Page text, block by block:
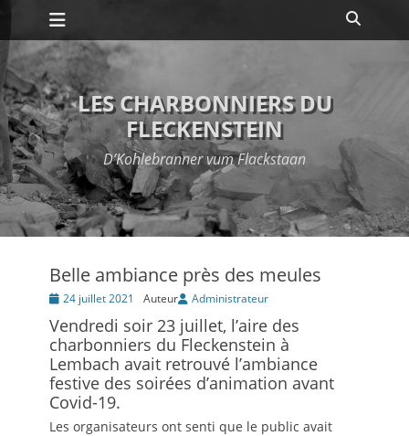
Passer
au
contenu
Premier menu
LES CHARBONNIERS DU
FLECKENSTEIN
D’Kohlebranner vum Flackstaan
Belle ambiance près des meules
Posté24 juillet 2021 Auteur Administrateur
Vendredi soir 23 juillet, l’aire des
charbonniers du Fleckenstein à
Lembach avait retrouvé l’ambiance
festive des soirées d’animation avant
Covid-19.
Les organisateurs ont senti que le public avait